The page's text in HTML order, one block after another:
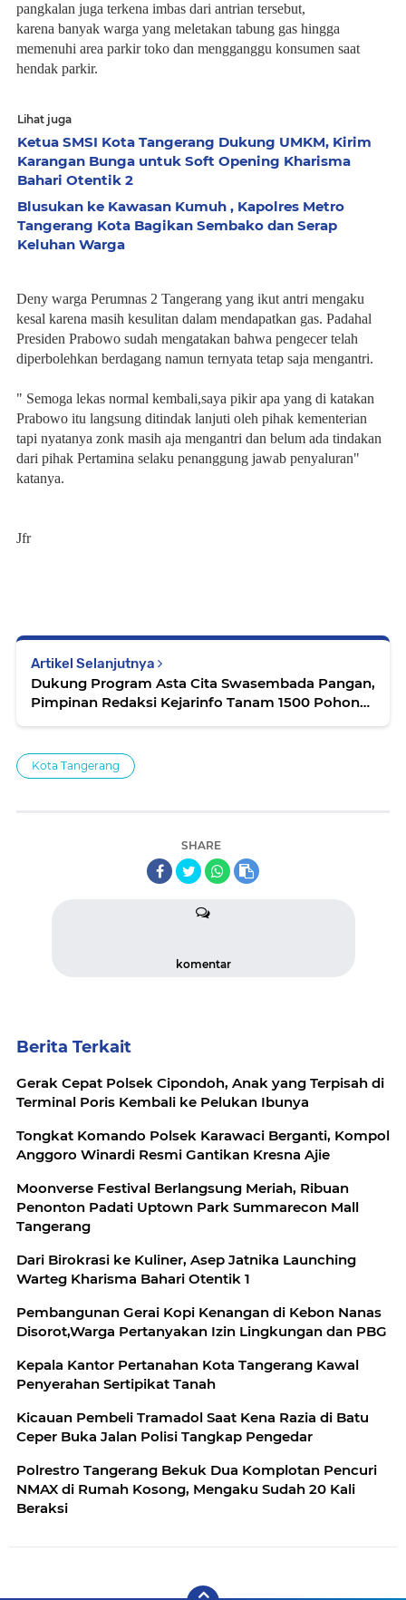
pangkalan juga terkena imbas dari antrian tersebut,
karena banyak warga yang meletakan tabung gas hingga
memenuhi area parkir toko dan mengganggu konsumen saat
hendak parkir.
Lihat juga
Ketua SMSI Kota Tangerang Dukung UMKM, Kirim
Karangan Bunga untuk Soft Opening Kharisma
Bahari Otentik 2
Blusukan ke Kawasan Kumuh , Kapolres Metro
Tangerang Kota Bagikan Sembako dan Serap
Keluhan Warga
Deny warga Perumnas 2 Tangerang yang ikut antri mengaku
kesal karena masih kesulitan dalam mendapatkan gas. Padahal
Presiden Prabowo sudah mengatakan bahwa pengecer telah
diperbolehkan berdagang namun ternyata tetap saja mengantri.
" Semoga lekas normal kembali,saya pikir apa yang di katakan
Prabowo itu langsung ditindak lanjuti oleh pihak kementerian
tapi nyatanya zonk masih aja mengantri dan belum ada tindakan
dari pihak Pertamina selaku penanggung jawab penyaluran"
katanya.
Jfr
Artikel Selanjutnya
Dukung Program Asta Cita Swasembada Pangan,
Pimpinan Redaksi Kejarinfo Tanam 1500 Pohon
Kota Tangerang
SHARE
komentar
Berita Terkait
Gerak Cepat Polsek Cipondoh, Anak yang Terpisah di
Terminal Poris Kembali ke Pelukan Ibunya
Tongkat Komando Polsek Karawaci Berganti, Kompol
Anggoro Winardi Resmi Gantikan Kresna Ajie
Moonverse Festival Berlangsung Meriah, Ribuan
Penonton Padati Uptown Park Summarecon Mall
Tangerang
Dari Birokrasi ke Kuliner, Asep Jatnika Launching
Warteg Kharisma Bahari Otentik 1
Pembangunan Gerai Kopi Kenangan di Kebon Nanas
Disorot,Warga Pertanyakan Izin Lingkungan dan PBG
Kepala Kantor Pertanahan Kota Tangerang Kawal
Penyerahan Sertipikat Tanah
Kicauan Pembeli Tramadol Saat Kena Razia di Batu
Ceper Buka Jalan Polisi Tangkap Pengedar
Polrestro Tangerang Bekuk Dua Komplotan Pencuri
NMAX di Rumah Kosong, Mengaku Sudah 20 Kali
Beraksi